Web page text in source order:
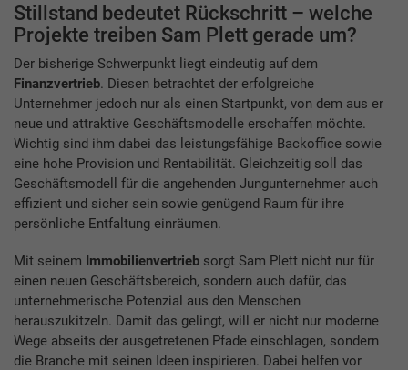
Stillstand bedeutet Rückschritt – welche
Projekte treiben Sam Plett gerade um?
Der bisherige Schwerpunkt liegt eindeutig auf dem
Finanzvertrieb. Diesen betrachtet der erfolgreiche
Unternehmer jedoch nur als einen Startpunkt, von dem aus er
neue und attraktive Geschäftsmodelle erschaffen möchte.
Wichtig sind ihm dabei das leistungsfähige Backoffice sowie
eine hohe Provision und Rentabilität. Gleichzeitig soll das
Geschäftsmodell für die angehenden Jungunternehmer auch
effizient und sicher sein sowie genügend Raum für ihre
persönliche Entfaltung einräumen.
Mit seinem Immobilienvertrieb sorgt Sam Plett nicht nur für
einen neuen Geschäftsbereich, sondern auch dafür, das
unternehmerische Potenzial aus den Menschen
herauszukitzeln. Damit das gelingt, will er nicht nur moderne
Wege abseits der ausgetretenen Pfade einschlagen, sondern
die Branche mit seinen Ideen inspirieren. Dabei helfen vor